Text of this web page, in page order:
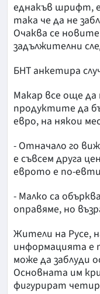
еднакъв шрифт,
така че да не
Очаква се
задължителни
БНТ анкетира
Макар все още
продуктите да
евро, на някои
- Отначало го
е съвсем друга
еврото е по-
- Малко са
оправяме, но
Жители на Русе,
информацията е
може да заблуди
Основната им
фигурират